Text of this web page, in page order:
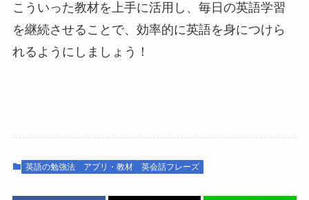
こういった教材を上手に活用し、毎日の英語学習
を継続させることで、効率的に英語を身につけら
れるようにしましょう！
英語の勉強法 アプリ・教材 英会話フレーズ